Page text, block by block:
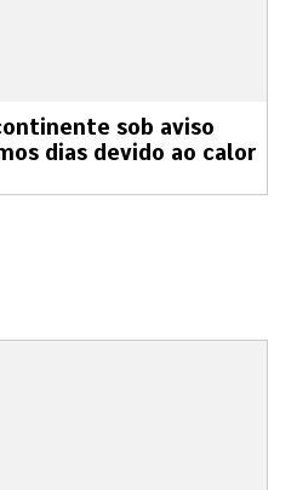
sob aviso
dias devido ao calor